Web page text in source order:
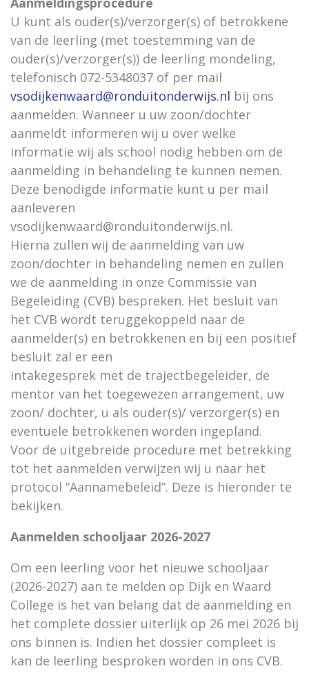
U kunt als ouder(s)/verzorger(s) of betrokkene
van de leerling (met toestemming van de
ouder(s)/verzorger(s)) de leerling mondeling,
telefonisch 072-5348037 of per mail
vsodijkenwaard@ronduitonderwijs.nl bij ons
aanmelden. Wanneer u uw zoon/dochter
aanmeldt informeren wij u over welke
informatie wij als school nodig hebben om de
aanmelding in behandeling te kunnen nemen.
Deze benodigde informatie kunt u per mail
aanleveren
vsodijkenwaard@ronduitonderwijs.nl.
Hierna zullen wij de aanmelding van uw
zoon/dochter in behandeling nemen en zullen
we de aanmelding in onze Commissie van
Begeleiding (CVB) bespreken. Het besluit van
het CVB wordt teruggekoppeld naar de
aanmelder(s) en betrokkenen en bij een positief
besluit zal er een
intakegesprek met de trajectbegeleider, de
mentor van het toegewezen arrangement, uw
zoon/ dochter, u als ouder(s)/ verzorger(s) en
eventuele betrokkenen worden ingepland.
Voor de uitgebreide procedure met betrekking
tot het aanmelden verwijzen wij u naar het
protocol “Aannamebeleid”. Deze is hieronder te
bekijken.
Aanmelden schooljaar 2026-2027
Om een leerling voor het nieuwe schooljaar
(2026-2027) aan te melden op Dijk en Waard
College is het van belang dat de aanmelding en
het complete dossier uiterlijk op 26 mei 2026 bij
ons binnen is. Indien het dossier compleet is
kan de leerling besproken worden in ons CVB.